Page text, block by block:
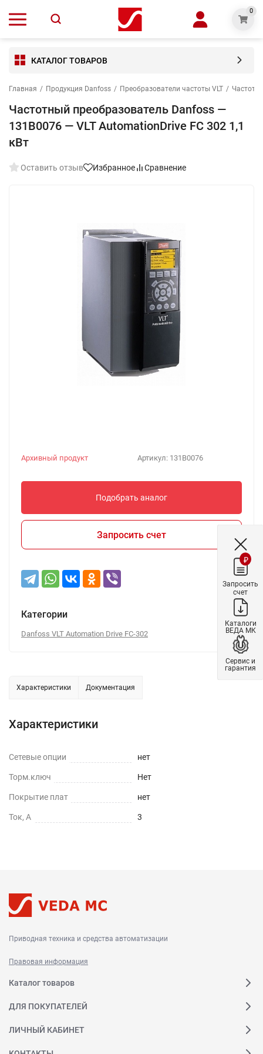
0
КАТАЛОГ ТОВАРОВ
Главная / Продукция Danfoss / Преобразователи частоты VLT /
Частотный преобразователь Danfoss —
131B0076 — VLT AutomationDrive FC 302 1,1
кВт
Оставить отзыв Избранное Сравнение
Артикул: 131B0076
Архивный продукт
Подобрать аналог
Запросить счет
Категории
Danfoss VLT Automation Drive FC-302
Характеристики Документация
Характеристики
Сетевые опции нет
Торм.ключ Нет
Покрытие плат нет
Ток, А 3
Приводная техника и средства автоматизации
Правовая информация
Каталог товаров
ДЛЯ ПОКУПАТЕЛЕЙ
ЛИЧНЫЙ КАБИНЕТ
₽
Запросить
счет
Каталоги
ВЕДА МК
Сервис и
гарантия